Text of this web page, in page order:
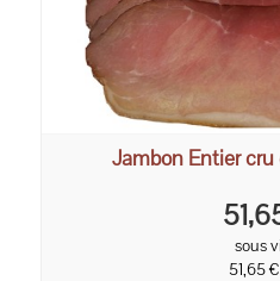
Jambon Entier cru
sous
51,65